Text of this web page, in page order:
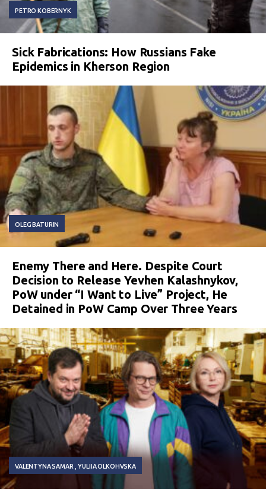
PETRO KOBERNYK
Sick Fabrications: How Russians Fake
Epidemics in Kherson Region
OLEG BATURIN
Enemy There and Here. Despite Court
Decision to Release Yevhen Kalashnykov,
PoW under “I Want to Live” Project, He
Detained in PoW Camp Over Three Years
VALENTYNA SAMAR YULIIA OLKOHVSKA